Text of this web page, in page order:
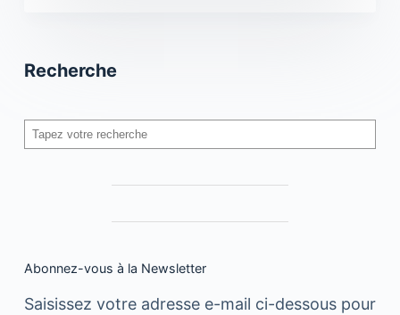
Recherche
Rechercher
Abonnez-vous à la Newsletter
Saisissez votre adresse e-mail ci-dessous pour